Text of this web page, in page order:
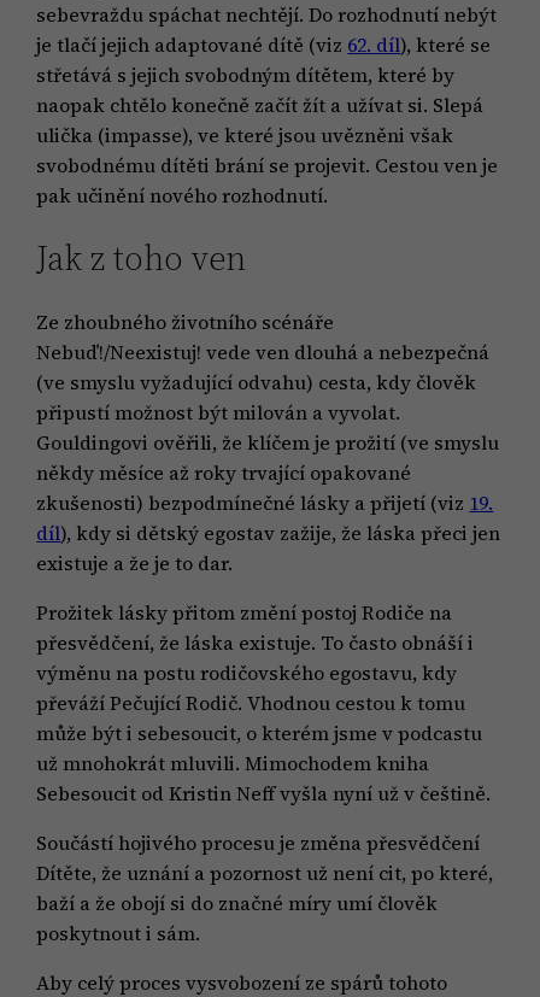
sebevraždu spáchat nechtějí. Do rozhodnutí nebýt
je tlačí jejich adaptované dítě (viz 62. díl), které se
střetává s jejich svobodným dítětem, které by
naopak chtělo konečně začít žít a užívat si. Slepá
ulička (impasse), ve které jsou uvězněni však
svobodnému dítěti brání se projevit. Cestou ven je
pak učinění nového rozhodnutí.
Jak z toho ven
Ze zhoubného životního scénáře
Nebuď!/Neexistuj! vede ven dlouhá a nebezpečná
(ve smyslu vyžadující odvahu) cesta, kdy člověk
připustí možnost být milován a vyvolat.
Gouldingovi ověřili, že klíčem je prožití (ve smyslu
někdy měsíce až roky trvající opakované
zkušenosti) bezpodmínečné lásky a přijetí (viz 19.
díl), kdy si dětský egostav zažije, že láska přeci jen
existuje a že je to dar.
Prožitek lásky přitom změní postoj Rodiče na
přesvědčení, že láska existuje. To často obnáší i
výměnu na postu rodičovského egostavu, kdy
převáží Pečující Rodič. Vhodnou cestou k tomu
může být i sebesoucit, o kterém jsme v podcastu
už mnohokrát mluvili. Mimochodem kniha
Sebesoucit od Kristin Neff vyšla nyní už v češtině.
Součástí hojivého procesu je změna přesvědčení
Dítěte, že uznání a pozornost už není cit, po které,
baží a že obojí si do značné míry umí člověk
poskytnout i sám.
Aby celý proces vysvobození ze spárů tohoto